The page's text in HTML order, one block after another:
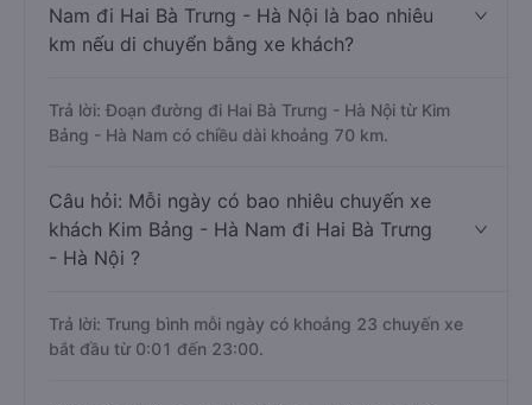
Nam đi Hai Bà Trưng - Hà Nội là bao nhiêu
km nếu di chuyển bằng xe khách?
Trả lời: Đoạn đường đi Hai Bà Trưng - Hà Nội từ Kim
Bảng - Hà Nam có chiều dài khoảng 70 km.
Câu hỏi: Mỗi ngày có bao nhiêu chuyến xe
khách Kim Bảng - Hà Nam đi Hai Bà Trưng
- Hà Nội ?
Trả lời: Trung bình mỗi ngày có khoảng 23 chuyến xe
bắt đầu từ 0:01 đến 23:00.